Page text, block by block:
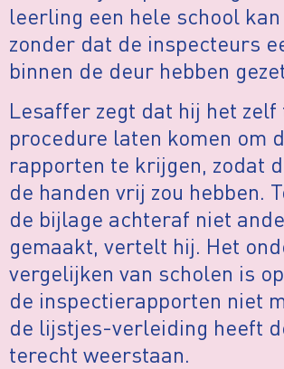
leerling een hele school
zonder dat de inspecteurs
binnen de deur hebben
Lesaffer zegt dat hij het zelf
procedure laten komen om
rapporten te krijgen, zodat
de handen vrij zou hebben.
de bijlage achteraf niet
gemaakt, vertelt hij. Het
vergelijken van scholen is
de inspectierapporten niet
de lijstjes-verleiding heeft
terecht weerstaan.